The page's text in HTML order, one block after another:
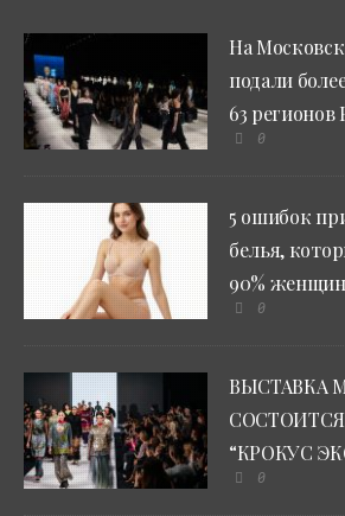
На
подали
63 регионов
0
5 ошибок
белья,
90% женщин
0
ВЫСТАВКА
СОСТОИТСЯ
“КРОКУС
0